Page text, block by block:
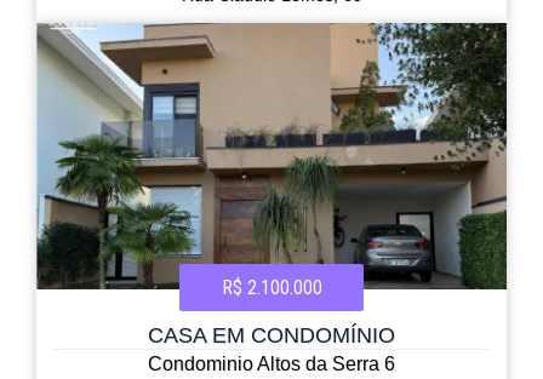
R$ 2.100.000
CASA EM CONDOMÍNIO
Condominio Altos da Serra 6